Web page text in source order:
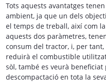
Tots aquests avantatges
ambient, ja que un dels
el temps de treball, així com
aquests dos paràmetres,
consum del tractor, i, per
reduirà el combustible
sòl, també es veurà
descompactació en tota la